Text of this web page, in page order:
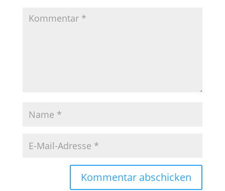
Kommentar abschicken